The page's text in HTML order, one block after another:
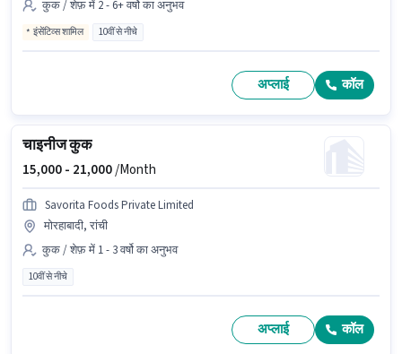
कुक / शेफ़ में 2 - 6+ वर्षो का अनुभव
इंसेंटिव्स शामिल 10वीं से नीचे
अप्लाई कॉल
चाइनीज कुक
15,000 - 21,000/Month
Savorita Foods Private Limited
मोरहाबादी, रांची
कुक / शेफ़ में 1 - 3 वर्षो का अनुभव
10वीं से नीचे
अप्लाई कॉल